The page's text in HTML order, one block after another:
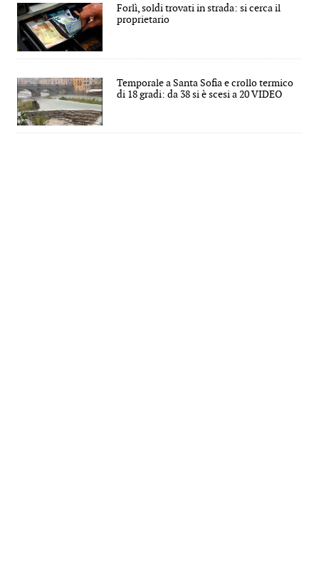
Forlì, soldi trovati in strada: si cerca il
proprietario
Temporale a Santa Sofia e crollo termico
di 18 gradi: da 38 si è scesi a 20 VIDEO